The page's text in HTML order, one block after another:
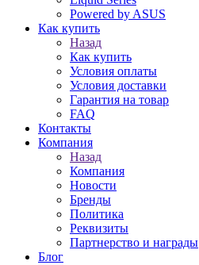
Powered by ASUS
Как купить
Назад
Как купить
Условия оплаты
Условия доставки
Гарантия на товар
FAQ
Контакты
Компания
Назад
Компания
Новости
Бренды
Политика
Реквизиты
Партнерство и награды
Блог